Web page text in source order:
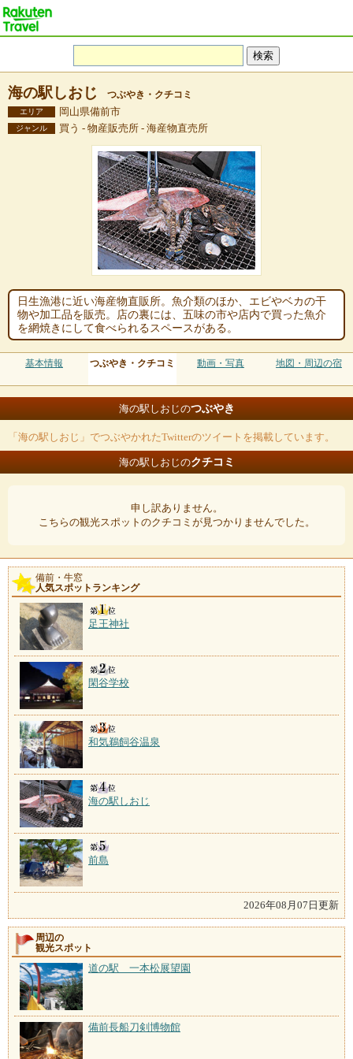
海の駅しおじ つぶやき・クチコミ
エリア 岡山県備前市
ジャンル 買う - 物産販売所 - 海産物直売所
日生漁港に近い海産物直販所。魚介類のほか、エビやベカの干
物や加工品を販売。店の裏には、五味の市や店内で買った魚介
を網焼きにして食べられるスペースがある。
基本情報 つぶやき・クチコミ 動画・写真 地図・周辺の宿
海の駅しおじのつぶやき
「海の駅しおじ」でつぶやかれたTwitterのツイートを掲載しています。
海の駅しおじのクチコミ
申し訳ありません。
こちらの観光スポットのクチコミが見つかりませんでした。
備前・牛窓
人気スポットランキング
足王神社
閑谷学校
和気鵜飼谷温泉
海の駅しおじ
前島
2026年08月07日更新
周辺の
観光スポット
道の駅 一本松展望園
備前長船刀剣博物館